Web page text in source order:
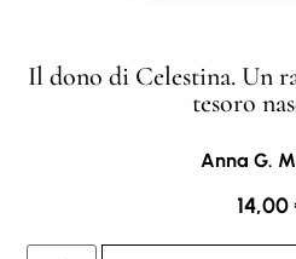
Il dono di Celestina. Un
tesoro
Anna G.
14,00